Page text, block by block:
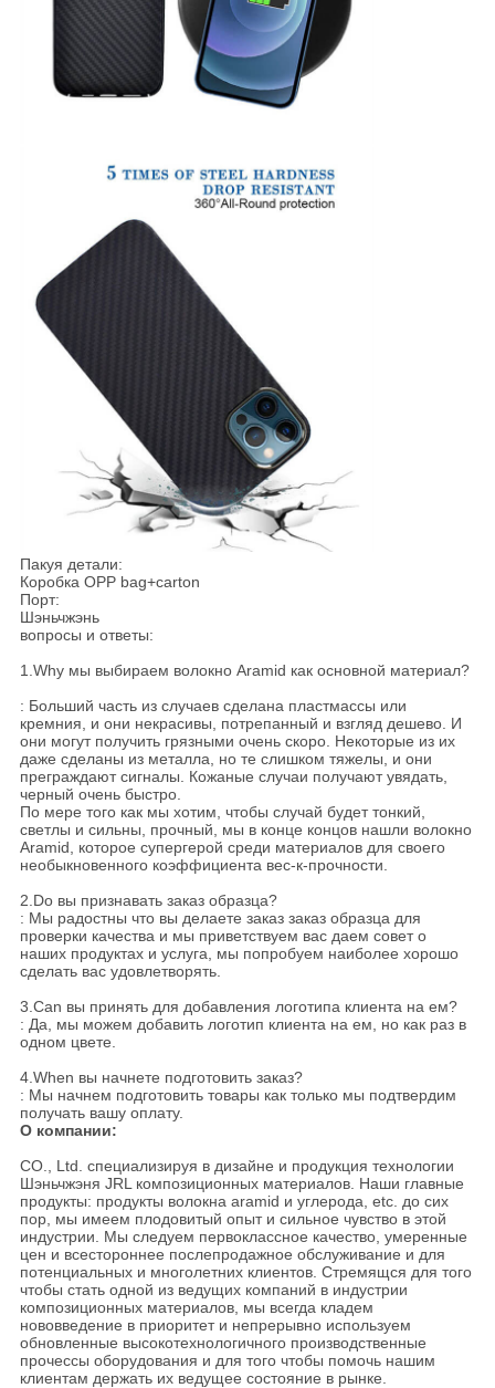
Пакуя детали:
Коробка OPP bag+carton
Порт:
Шэньчжэнь
вопросы и ответы:
1.Why мы выбираем волокно Aramid как основной материал?
: Больший часть из случаев сделана пластмассы или
кремния, и они некрасивы, потрепанный и взгляд дешево. И
они могут получить грязными очень скоро. Некоторые из их
даже сделаны из металла, но те слишком тяжелы, и они
преграждают сигналы. Кожаные случаи получают увядать,
черный очень быстро.
По мере того как мы хотим, чтобы случай будет тонкий,
светлы и сильны, прочный, мы в конце концов нашли волокно
Aramid, которое супергерой среди материалов для своего
необыкновенного коэффициента вес-к-прочности.
2.Do вы признавать заказ образца?
: Мы радостны что вы делаете заказ заказ образца для
проверки качества и мы приветствуем вас даем совет о
наших продуктах и услуга, мы попробуем наиболее хорошо
сделать вас удовлетворять.
3.Can вы принять для добавления логотипа клиента на ем?
: Да, мы можем добавить логотип клиента на ем, но как раз в
одном цвете.
4.When вы начнете подготовить заказ?
: Мы начнем подготовить товары как только мы подтвердим
получать вашу оплату.
О компании:
CO., Ltd. специализируя в дизайне и продукция технологии
Шэньчжэня JRL композиционных материалов. Наши главные
продукты: продукты волокна aramid и углерода, etc. до сих
пор, мы имеем плодовитый опыт и сильное чувство в этой
индустрии. Мы следуем первоклассное качество, умеренные
цен и всестороннее послепродажное обслуживание и для
потенциальных и многолетних клиентов. Стремящся для того
чтобы стать одной из ведущих компаний в индустрии
композиционных материалов, мы всегда кладем
нововведение в приоритет и непрерывно используем
обновленные высокотехнологичного производственные
прочессы оборудования и для того чтобы помочь нашим
клиентам держать их ведущее состояние в рынке.